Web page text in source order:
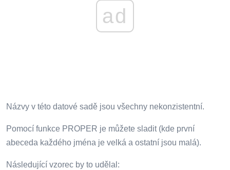
ad
Názvy v této datové sadě jsou všechny nekonzistentní.
Pomocí funkce PROPER je můžete sladit (kde první
abeceda každého jména je velká a ostatní jsou malá).
Následující vzorec by to udělal: